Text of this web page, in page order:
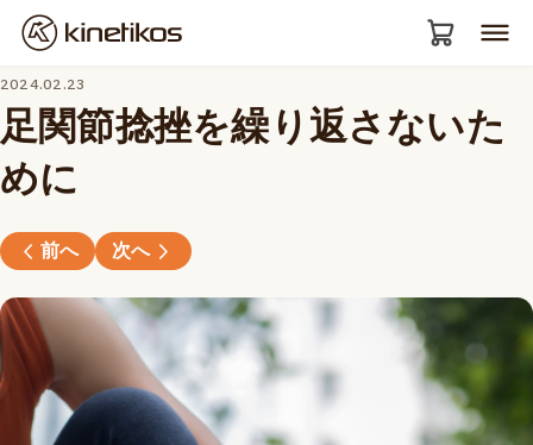
2024.02.23
足関節捻挫を繰り返さないた
めに
前へ 次へ